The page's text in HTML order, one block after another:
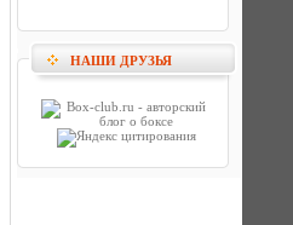
НАШИ ДРУЗЬЯ